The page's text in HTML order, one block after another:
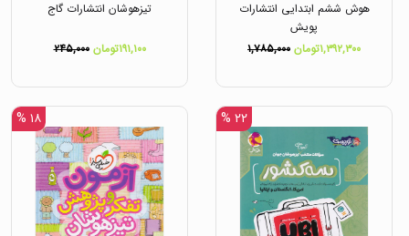
هوش ششم ابتدایی انتشارات
پویش
۱,۳۹۲,۳۰۰تومان
۱,۷۸۵,۰۰۰
تیزهوشان انتشارات گاج
۱۹۱,۱۰۰تومان ۲۴۵,۰۰۰
۲۲ % ۱۸ %